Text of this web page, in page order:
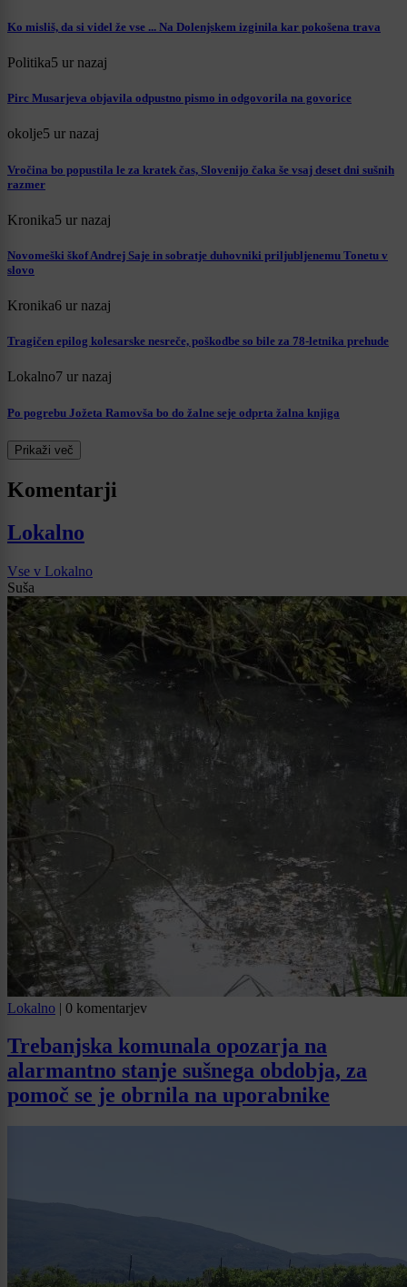
Ko misliš, da si videl že vse ... Na Dolenjskem izginila kar pokošena trava
Politika5 ur nazaj
Pirc Musarjeva objavila odpustno pismo in odgovorila na govorice
okolje5 ur nazaj
Vročina bo popustila le za kratek čas, Slovenijo čaka še vsaj deset dni sušnih
razmer
Kronika5 ur nazaj
Novomeški škof Andrej Saje in sobratje duhovniki priljubljenemu Tonetu v
slovo
Kronika6 ur nazaj
Tragičen epilog kolesarske nesreče, poškodbe so bile za 78-letnika prehude
Lokalno7 ur nazaj
Po pogrebu Jožeta Ramovša bo do žalne seje odprta žalna knjiga
Prikaži več
Komentarji
Lokalno
Vse v Lokalno
Suša
Lokalno | 0 komentarjev
Trebanjska komunala opozarja na
alarmantno stanje sušnega obdobja, za
pomoč se je obrnila na uporabnike